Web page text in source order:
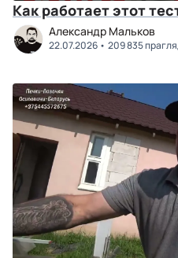
Как работает этот
Александр Мальков
22.07.2026 209 835